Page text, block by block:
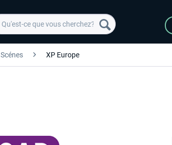
Scénes XP Europe